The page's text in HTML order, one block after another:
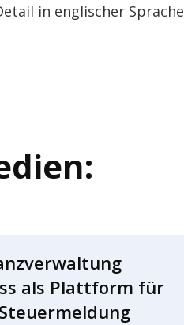
in engli­scher Spra­che
als Platt­form für